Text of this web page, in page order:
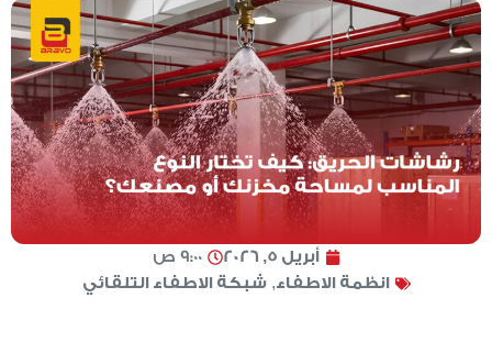
أبريل 5, 2026
9:00 ص
انظمة الاطفاء,شبكة الاطفاء التلقائي